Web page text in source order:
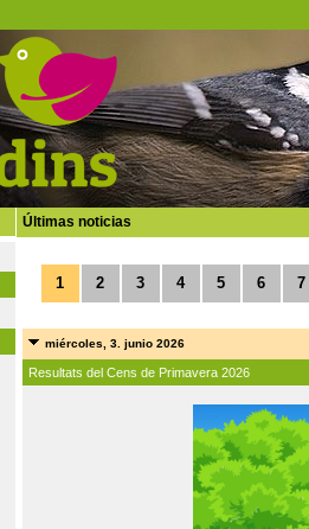
Últimas noticias
1 2 3 4 5 6 7
miércoles, 3. junio 2026
Resultats del Cens de Primavera 2026